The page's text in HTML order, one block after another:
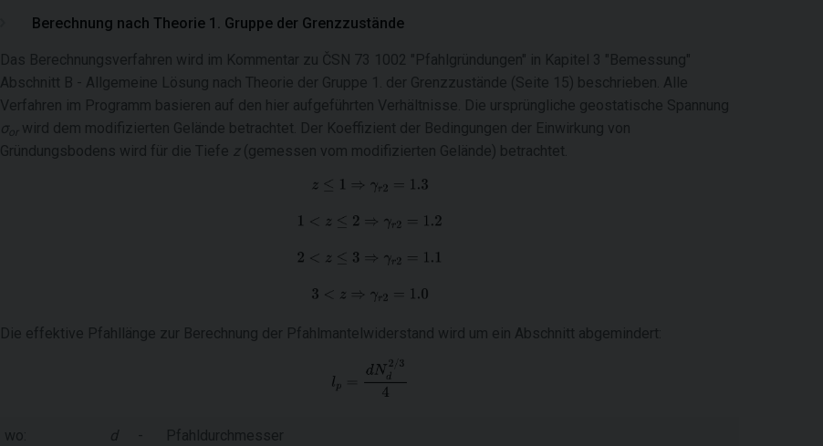
Berechnung nach Theorie 1. Gruppe der Grenzzustände
Das Berechnungsverfahren wird im Kommentar zu ČSN 73 1002 "Pfahlgründungen" in Kapitel 3 "Bemessung"
Abschnitt B - Allgemeine Lösung nach Theorie der Gruppe 1. der Grenzzustände (Seite 15) beschrieben. Alle
Verfahren im Programm basieren auf den hier aufgeführten Verhältnisse. Die ursprüngliche geostatische Spannung
σ or wird dem modifizierten Gelände betrachtet. Der Koeffizient der Bedingungen der Einwirkung von
Gründungsbodens wird für die Tiefe z(gemessen vom modifizierten Gelände) betrachtet.
Die effektive Pfahllänge zur Berechnung der Pfahlmantelwiderstand wird um ein Abschnitt abgemindert:
wo: d - Pfahldurchmesser